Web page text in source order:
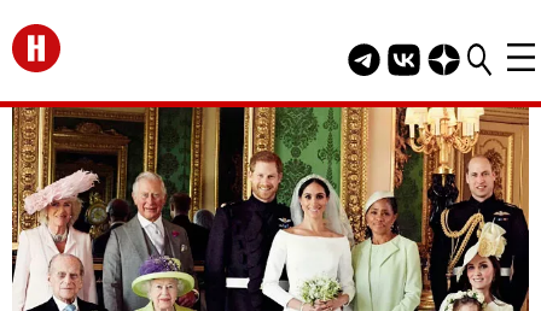
Перейти на главную
Telegram канал
Группа HELLO
Канал